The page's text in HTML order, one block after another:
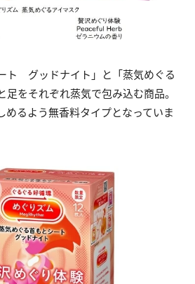
ト グッドナイト」と「蒸気めぐる
足をそれぞれ蒸気で包み込む商品。
めるよう無香料タイプとなっていま